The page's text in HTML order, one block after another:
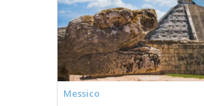
Messico